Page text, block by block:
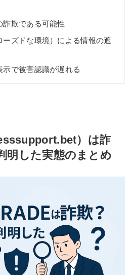
詐欺である可能性
ーズドな環境）による情報の遮
示で被害認識が遅れる
）は詐
明した実態のまとめ